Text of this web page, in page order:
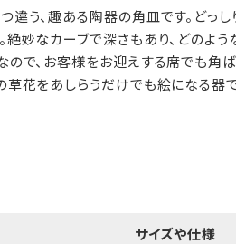
違う、趣ある陶器の角皿です。どっ
妙なカーブで深さもあり、どのよ
ので、お客様をお迎えする席でも角
草花をあしらうだけでも絵になる器
サイズや仕様